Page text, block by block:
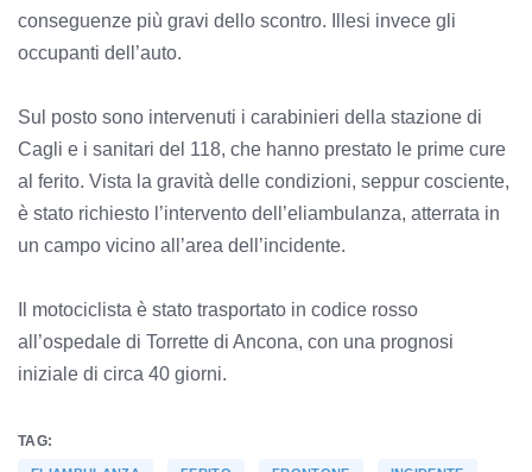
conseguenze più gravi dello scontro. Illesi invece gli
occupanti dell’auto.
Sul posto sono intervenuti i carabinieri della stazione di
Cagli e i sanitari del 118, che hanno prestato le prime cure
al ferito. Vista la gravità delle condizioni, seppur cosciente,
è stato richiesto l’intervento dell’eliambulanza, atterrata in
un campo vicino all’area dell’incidente.
Il motociclista è stato trasportato in codice rosso
all’ospedale di Torrette di Ancona, con una prognosi
iniziale di circa 40 giorni.
TAG: